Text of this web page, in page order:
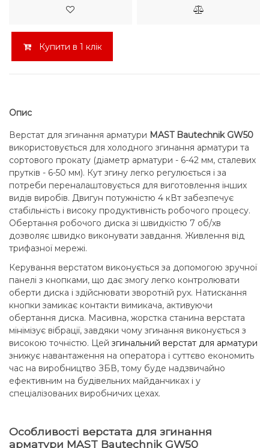
Купити в 1 клік
Опис
Верстат для згинання арматури MAST Bautechnik GW50
використовується для холодного згинання арматури та
сортового прокату (діаметр арматури - 6-42 мм, сталевих
прутків - 6-50 мм). Кут згину легко регулюється і за
потреби переналаштовується для виготовлення інших
видів виробів. Двигун потужністю 4 кВт забезпечує
стабільність і високу продуктивність робочого процесу.
Обертання робочого диска зі швидкістю 7 об/хв
дозволяє швидко виконувати завдання. Живлення від
трифазної мережі.
Керування верстатом виконується за допомогою зручної
панелі з кнопками, що дає змогу легко контролювати
оберти диска і здійснювати зворотній рух. Натискання
кнопки замикає контакти вимикача, активуючи
обертання диска. Масивна, жорстка станина верстата
мінімізує вібрації, завдяки чому згинання виконується з
високою точністю. Цей згинальний верстат для арматури
знижує навантаження на оператора і суттєво економить
час на виробництво ЗБВ, тому буде надзвичайно
ефективним на будівельних майданчиках і у
спеціалізованих виробничих цехах.
Особливості верстата для згинання
арматури MAST Bautechnik GW50